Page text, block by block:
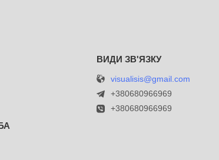
visualisis@gmail.com
+380680966969
+380680966969